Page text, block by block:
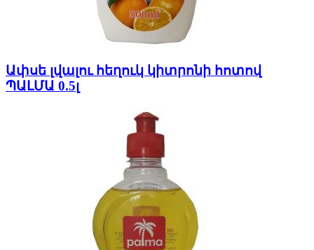
Ափսե լվալու հեղուկ կիտրոնի հոտով
ՊԱԼՄԱ 0.5լ